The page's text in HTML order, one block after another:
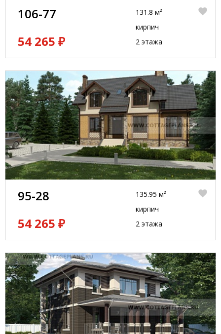
106-77
54 265 ₽
131.8 м²
кирпич
2 этажа
95-28
54 265 ₽
135.95 м²
кирпич
2 этажа